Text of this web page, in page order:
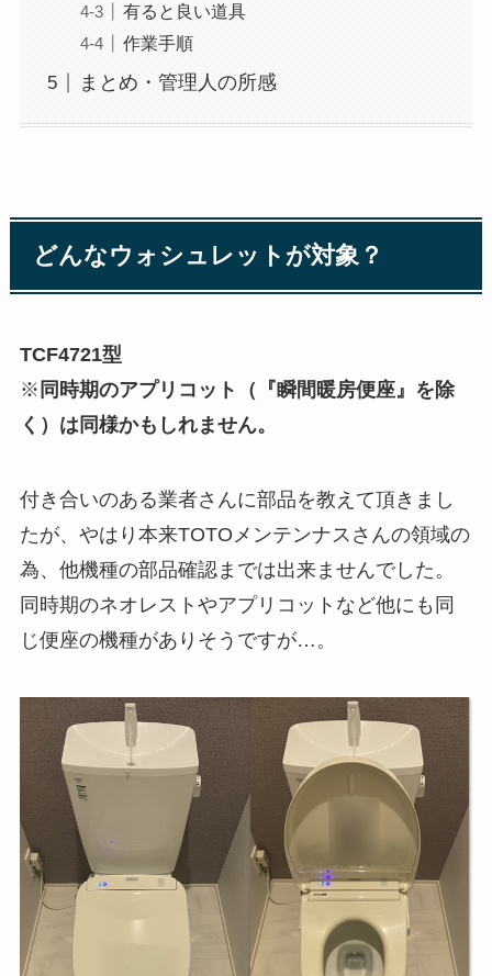
有ると良い道具
作業手順
まとめ・管理人の所感
どんなウォシュレットが対象？
TCF4721型
※ 同時期のアプリコット（『瞬間暖房便座』を除
く）は同様かもしれません。
付き合いのある業者さんに部品を教えて頂きまし
たが、やはり本来TOTOメンテンナスさんの領域の
為、他機種の部品確認までは出来ませんでした。
同時期のネオレストやアプリコットなど他にも同
じ便座の機種がありそうですが…。